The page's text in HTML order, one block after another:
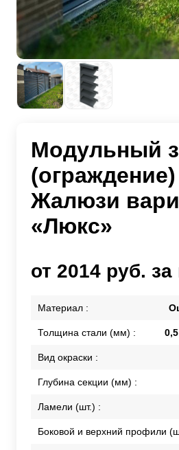
Модульный
Жалюзи
«Люкс»
от 2014 руб. за
Материал :
Толщина стали (мм) :
Вид окраски :
Глубина секции (мм) :
Ламели (шт.) :
Боковой и верхний профили